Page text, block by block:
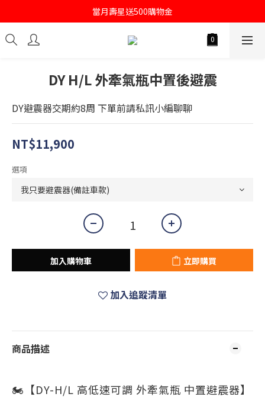
註冊會員即送購物金100
當月壽星送500購物金
註冊會員即送購物金100
DY H/L 外牽氣瓶中置後避震
DY避震器交期約8周 下單前請私訊小編聊聊
NT$11,900
選項
加入購物車 立即購買
加入追蹤清單
商品描述
🏍️【DY-H/L 高低速可調 外牽氣瓶 中置避震器】